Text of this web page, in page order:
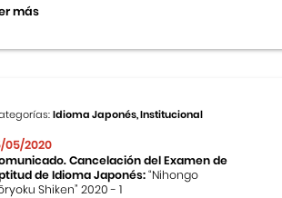
más
Idioma Japonés, Institucional
05/2020
Cancelación del Examen de
de Idioma Japonés:“Nihongo
Shiken” 2020 - 1